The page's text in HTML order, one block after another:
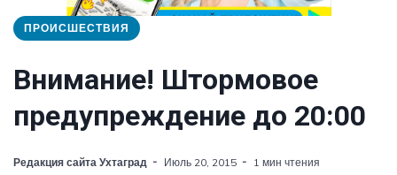
ПРОИСШЕСТВИЯ
Внимание! Штормовое
предупреждение до 20:00
Редакция сайта Ухтаград Июль 20, 2015 1 мин чтения